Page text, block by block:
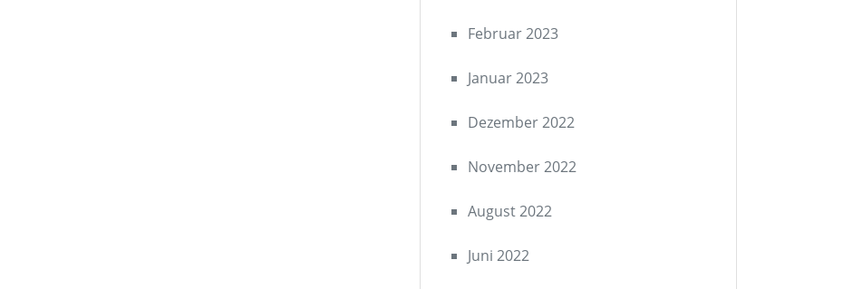
Februar 2023
Januar 2023
Dezember 2022
November 2022
August 2022
Juni 2022